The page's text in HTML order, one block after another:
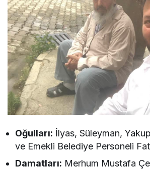
Oğulları: İlyas, Süleyman,
ve Emekli Belediye Personeli
Damatları: Merhum Mustafa